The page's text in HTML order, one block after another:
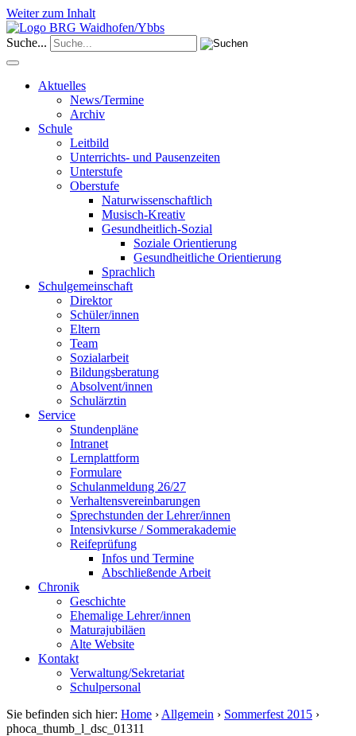
Weiter zum Inhalt
Suche...
Aktuelles
News/Termine
Archiv
Schule
Leitbild
Unterrichts- und Pausenzeiten
Unterstufe
Oberstufe
Naturwissenschaftlich
Musisch-Kreativ
Gesundheitlich-Sozial
Soziale Orientierung
Gesundheitliche Orientierung
Sprachlich
Schulgemeinschaft
Direktor
Schüler/innen
Eltern
Team
Sozialarbeit
Bildungsberatung
Absolvent/innen
Schulärztin
Service
Stundenpläne
Intranet
Lernplattform
Formulare
Schulanmeldung 26/27
Verhaltensvereinbarungen
Sprechstunden der Lehrer/innen
Intensivkurse / Sommerakademie
Reifeprüfung
Infos und Termine
Abschließende Arbeit
Chronik
Geschichte
Ehemalige Lehrer/innen
Maturajubiläen
Alte Website
Kontakt
Verwaltung/Sekretariat
Schulpersonal
Sie befinden sich hier: Home › Allgemein › Sommerfest 2015 ›
phoca_thumb_l_dsc_01311